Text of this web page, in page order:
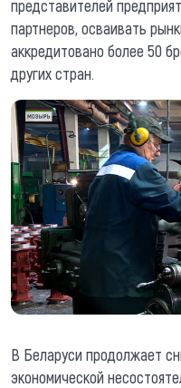
представителей
партнеров, осваивать
аккредитовано более 50
других стран.
В Беларуси продолжает
экономической